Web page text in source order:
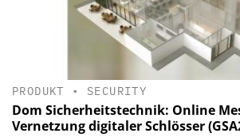
PRODUKT • SECURITY
Dom Sicherheitstechnik: Online
Vernetzung digitaler Schlösser